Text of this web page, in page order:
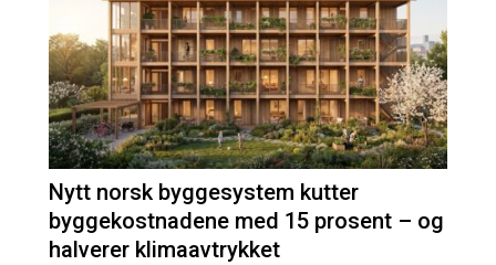
Nytt norsk byggesystem kutter
byggekostnadene med 15 prosent – og
halverer klimaavtrykket